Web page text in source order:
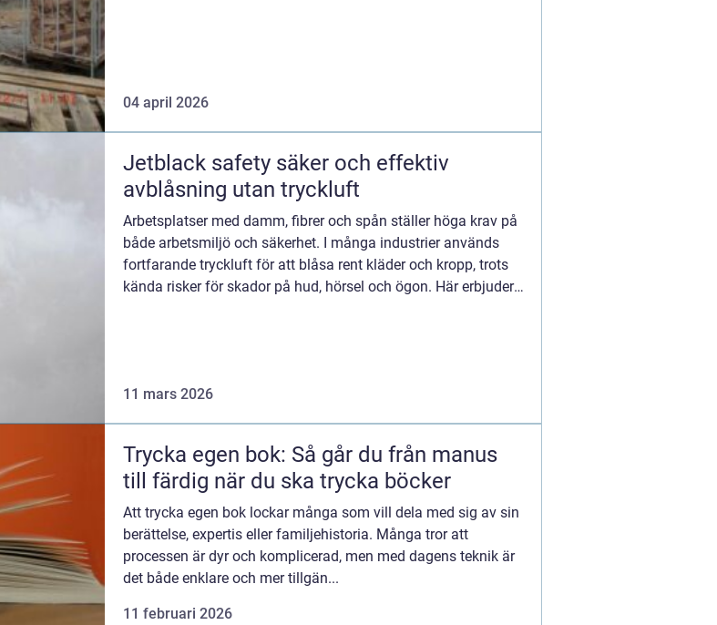
04 april 2026
Jetblack safety säker och effektiv
avblåsning utan tryckluft
Arbetsplatser med damm, fibrer och spån ställer höga krav på
både arbetsmiljö och säkerhet. I många industrier används
fortfarande tryckluft för att blåsa rent kläder och kropp, trots
kända risker för skador på hud, hörsel och ögon. Här erbjuder
11 mars 2026
Trycka egen bok: Så går du från manus
till färdig när du ska trycka böcker
Att trycka egen bok lockar många som vill dela med sig av sin
berättelse, expertis eller familjehistoria. Många tror att
processen är dyr och komplicerad, men med dagens teknik är
det både enklare och mer tillgän...
11 februari 2026